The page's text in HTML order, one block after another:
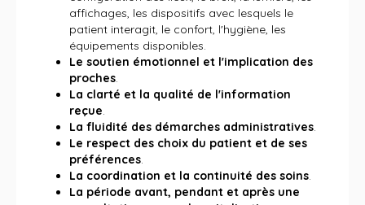
affichages, les dispositifs avec lesquels le
patient interagit, le confort, l'hygiène, les
équipements disponibles.
Le soutien émotionnel et l'implication des
proches.
La clarté et la qualité de l'information
reçue.
La fluidité des démarches administratives.
Le respect des choix du patient et de ses
préférences.
La coordination et la continuité des soins.
La période avant, pendant et après une